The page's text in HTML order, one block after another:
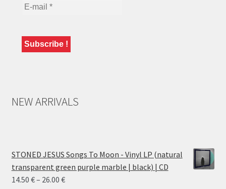
NEW ARRIVALS
STONED JESUS Songs To Moon - Vinyl LP (natural
transparent green purple marble | black) | CD
14.50 €– 26.00 €Price